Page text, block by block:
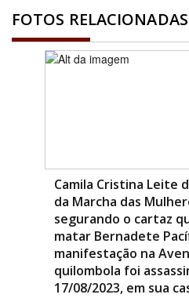
FOTOS RELACIONADAS
Camila Cristina Leite
da Marcha das
segurando o cartaz
matar Bernadete
manifestação na
quilombola foi
17/08/2023, em sua